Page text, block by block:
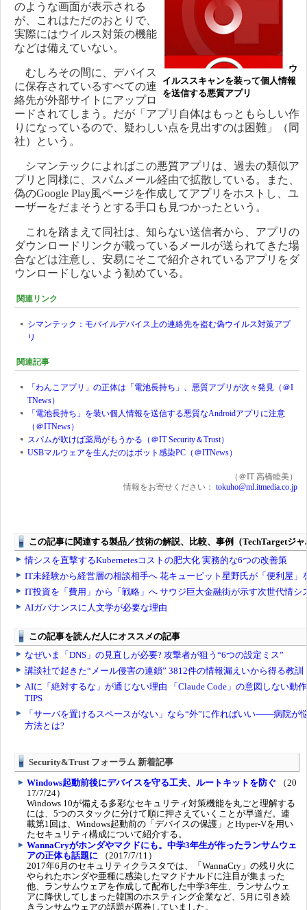
ウ
イルススキャンを装って個人情報
を送信する悪質アプリ
のような画面が表示される
が、これはただのおとりで、
実際にはウイルス対策の機能
などは備えていない。
むしろその間に、デバイス
に保存されているすべての連
絡先が外部サイトにアップロ
ードされてしまう。だが「アプリ自体はもっともらしい作
りになっているので、疑わしい点を見出すのは困難」（同
社）という。
シマンテックによればこの悪質アプリは、過去の類似ア
プリと同様に、スパムメール経由で拡散している。また、
偽のGoogle Play風ページを作成してアプリをホストし、ユ
ーザーをだまそうとする手口も見つかったという。
これを踏まえて同社は、知らない送信者から、アプリの
ダウンロードリンクが載っているメールが送られてきた場
合などは注意し、安易にそこで紹介されているアプリをダ
ウンロードしないよう勧めている。
関連リンク
シマンテック：モバイルデバイス上の連絡先を盗む偽ウイルス対策アプ
リ
関連記事
「わんこアプリ」の正体は「電池長持ち」、悪質アプリが次々発見（＠I
TNews）
「電池長持ち」を装い個人情報を送信する悪質なAndroidアプリに注意
（＠ITNews）
スパムが吹けば薬局がもうかる（＠IT Security＆Trust）
USBマルウェアを生んだのはボット感染PC（＠ITNews）
（＠IT 高橋睦美）
情報をお寄せください： tokuho@ml.itmedia.co.jp
Security&Trust フォーラム 新着記事
Windows起動前後にデバイスを守る工夫、ルートキットを防ぐ （20
17/7/24）
Windows 10が備える多彩なセキュリティ対策機能を丸ごと理解する
には、5つのスタックに分けて順に押さえていくことが早道だ。連
載第1回は、Windows起動前の「デバイスの保護」とHyper-Vを用い
たセキュリティ構成について紹介する。
WannaCryがホンダやマクドにも。中学3年生が作ったランサムウェ
アの正体も話題に （2017/7/11）
2017年6月のセキュリティクラスタでは、「WannaCry」の残り火に
やられたホンダや亜種に感染したマクドナルドに注目が集まった
他、ランサムウェアを作成して配布した中学3年生、ランサムウェ
アに降伏してしまった韓国のホスティング企業など、5月に引き続
きランサムウェアの話題が席巻していました。